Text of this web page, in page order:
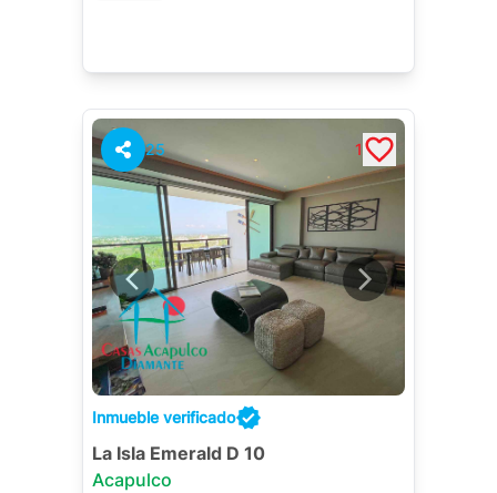
25 1
Inmueble verificado
La Isla Emerald D 10
Acapulco